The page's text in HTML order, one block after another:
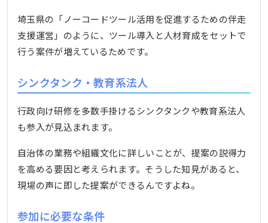
埼玉県の「ノーコードツール活用を促進するための伴走
支援運営」のように、ツール導入と人材育成をセットで
行う案件が増えているためです。
シンクタンク・教育系法人
行政向け研修を多数手掛けるシンクタンクや教育系法人
も参入が見込まれます。
自治体の業務や組織文化に詳しいことが、提案の説得力
を高める要因と考えられます。そうした知見があると、
現場の声に即した提案ができるんですよね。
参加に必要な条件